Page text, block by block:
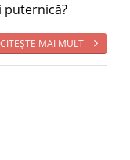
puternică?
CITEŞTE MAI MULT